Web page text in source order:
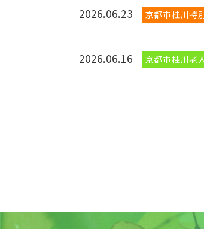
2026.06.23 京都市桂川特
2026.06.16 京都市桂川老